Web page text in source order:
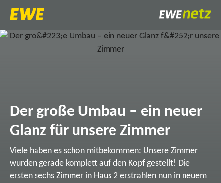
Der große Umbau – ein neuer
Glanz für unsere Zimmer
Viele haben es schon mitbekommen: Unsere Zimmer
wurden gerade komplett auf den Kopf gestellt! Die
ersten sechs Zimmer in Haus 2 erstrahlen nun in neuem